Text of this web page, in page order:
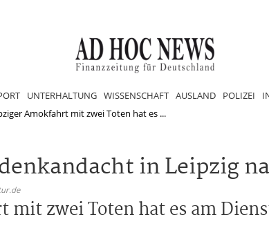
UNTERHALTUNG WISSENSCHAFT AUSLAND POLIZEI
Amokfahrt mit zwei Toten hat es ...
in Leipzig
zwei Toten hat es am